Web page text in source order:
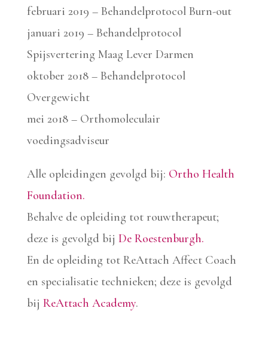
februari 2019 – Behandelprotocol Burn-out
januari 2019 – Behandelprotocol
Spijsvertering Maag Lever Darmen
oktober 2018 – Behandelprotocol
Overgewicht
mei 2018 – Orthomoleculair
voedingsadviseur
Alle opleidingen gevolgd bij: Ortho Health
Foundation.
Behalve de opleiding tot rouwtherapeut;
deze is gevolgd bij De Roestenburgh.
En de opleiding tot ReAttach Affect Coach
en specialisatie technieken; deze is gevolgd
bij ReAttach Academy.